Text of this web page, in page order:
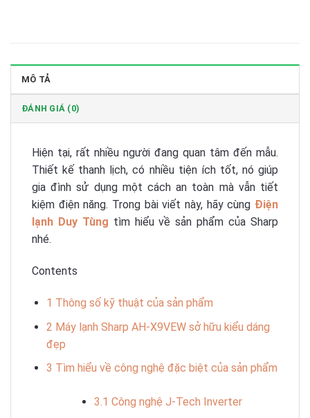
MÔ TẢ
ĐÁNH GIÁ (0)
Hiện tại, rất nhiều người đang quan tâm đến mẫu.
Thiết kế thanh lịch, có nhiều tiện ích tốt, nó giúp
gia đình sử dụng một cách an toàn mà vẫn tiết
kiệm điện năng. Trong bài viết này, hãy cùng Điện
lạnh Duy Tùng tìm hiểu về sản phẩm của Sharp
nhé.
Contents
1 Thông số kỹ thuật của sản phẩm
2 Máy lạnh Sharp AH-X9VEW sở hữu kiểu dáng
đẹp
3 Tìm hiểu về công nghệ đặc biệt của sản phẩm
3.1 Công nghệ J-Tech Inverter